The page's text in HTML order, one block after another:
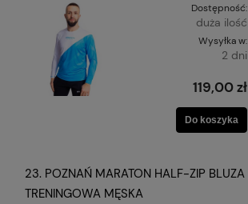
Dostępność:
duża ilość
Wysyłka w:
2 dni
119,00 zł
Do koszyka
23. POZNAŃ MARATON HALF-ZIP BLUZA
TRENINGOWA MĘSKA